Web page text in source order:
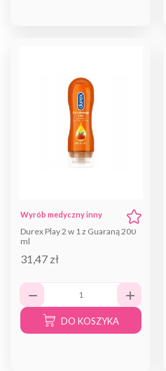
Wyrób medyczny inny
Durex Play 2 w 1 z Guaraną 200
ml
31,47 zł
DO KOSZYKA